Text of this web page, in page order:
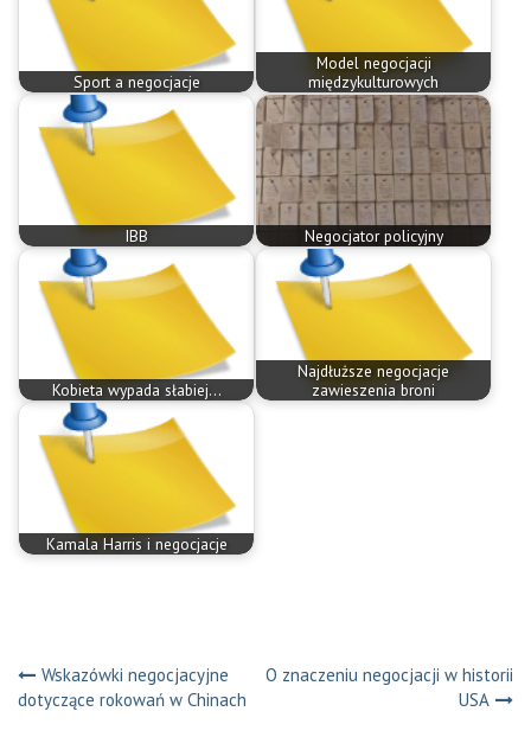
Sport a negocjacje
Model negocjacji
międzykulturowych
IBB Negocjator policyjny
Kobieta wypada słabiej...
Najdłuższe negocjacje
zawieszenia broni
Kamala Harris i negocjacje
Nawigacja
Wskazówki negocjacyjne
dotyczące rokowań w Chinach
O znaczeniu negocjacji w historii
USA